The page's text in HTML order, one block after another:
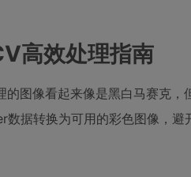
高效处理指南
图像看起来像是黑白马赛克，
据转换为可用的彩色图像，避